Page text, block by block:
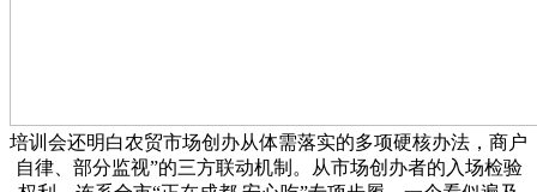
培训会还明白农贸市场创办从体需落实的多项硬核办法，商户
自律、部分监视”的三方联动机制。从市场创办者的入场检验